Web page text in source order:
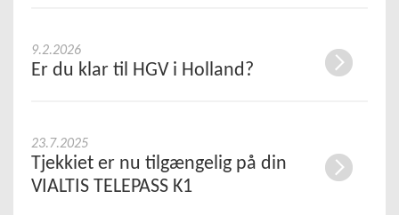
9.2.2026
Er du klar til HGV i Holland?
23.7.2025
Tjekkiet er nu tilgængelig på din
VIALTIS TELEPASS K1